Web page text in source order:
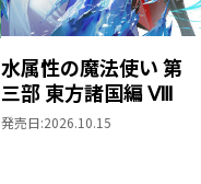
水属性の魔法使い 第
三部 東方諸国編 Ⅷ
発売日:2026.10.15